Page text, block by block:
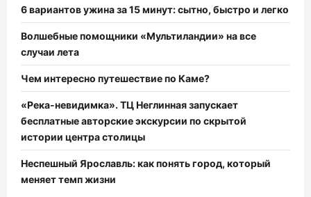
6 вариантов ужина за 15 минут: сытно, быстро и легко
Волшебные помощники «Мультиландии» на все
случаи лета
Чем интересно путешествие по Каме?
«Река-невидимка». ТЦ Неглинная запускает
бесплатные авторские экскурсии по скрытой
истории центра столицы
Неспешный Ярославль: как понять город, который
меняет темп жизни